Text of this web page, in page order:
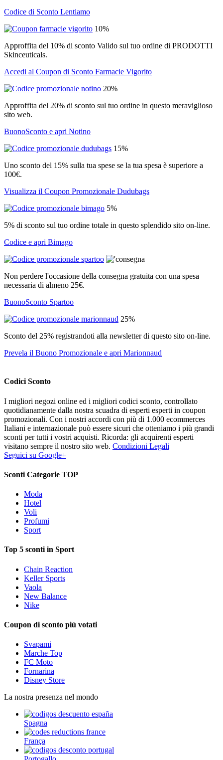
Codice di Sconto Lentiamo
10%
Approffita del 10% di sconto Valido sul tuo ordine di PRODOTTI
Skinceuticals.
Accedi al Coupon di Sconto Farmacie Vigorito
20%
Approffita del 20% di sconto sul tuo ordine in questo meraviglioso
sito web.
BuonoSconto e apri Notino
15%
Uno sconto del 15% sulla tua spese se la tua spesa è superiore a
100€.
Visualizza il Coupon Promozionale Dudubags
5%
5% di sconto sul tuo ordine totale in questo splendido sito on-line.
Codice e apri Bimago
Non perdere l'occasione della consegna gratuita con una spesa
necessaria di almeno 25€.
BuonoSconto Spartoo
25%
Sconto del 25% registrandoti alla newsletter di questo sito on-line.
Prevela il Buono Promozionale e apri Marionnaud
Codici Sconto
I migliori negozi online ed i migliori codici sconto, controllato
quotidianamente dalla nostra scuadra di esperti esperti in coupon
promozionali. Con i nostri accordi con più di 1.000 ecommerces
Italiani e internazionale può essere sicuri che otteniamo i più grandi
sconti per tutti i vostri acquisti. Ricorda: gli acquirenti esperti
visitano sempre il nostro sito web. Condizioni Legali
Seguici su Google+
Sconti Categorie TOP
Moda
Hotel
Voli
Profumi
Sport
Top 5 sconti in Sport
Chain Reaction
Keller Sports
Vaola
New Balance
Nike
Coupon di sconto più votati
Svapami
Marche Top
FC Moto
Fornarina
Disney Store
La nostra presenza nel mondo
Spagna
França